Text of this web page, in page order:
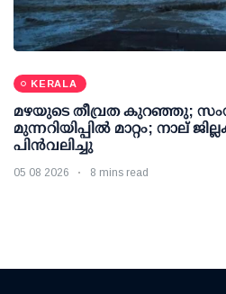
KERALA
മഴയുടെ തീവ്രത കുറഞ്ഞു;
മുന്നറിയിപ്പിൽ മാറ്റം; നാല്
പിൻവലിച്ചു
05 08 2026 8 mins read